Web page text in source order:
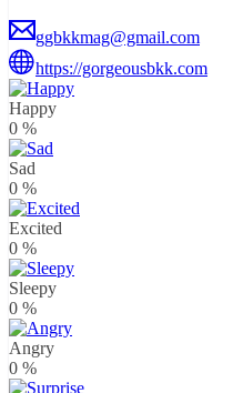
ggbkkmag@gmail.com
https://gorgeousbkk.com
Happy
0 %
Sad
0 %
Excited
0 %
Sleepy
0 %
Angry
0 %